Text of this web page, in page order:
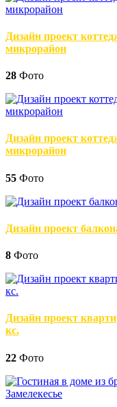
Дизайн проект
микрорайон
28 Фото
Дизайн проект
микрорайон
55 Фото
Дизайн проект
8 Фото
Дизайн проект
кс.
22 Фото